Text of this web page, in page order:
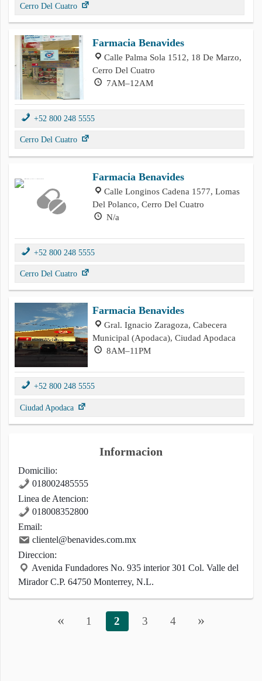
Cerro Del Cuatro
Farmacia Benavides
Calle Palma Sola 1512, 18 De Marzo,
Cerro Del Cuatro
7AM–12AM
+52 800 248 5555
Cerro Del Cuatro
Farmacia Benavides
Calle Longinos Cadena 1577, Lomas
Del Polanco, Cerro Del Cuatro
N/a
+52 800 248 5555
Cerro Del Cuatro
Farmacia Benavides
Gral. Ignacio Zaragoza, Cabecera
Municipal (Apodaca), Ciudad Apodaca
8AM–11PM
+52 800 248 5555
Ciudad Apodaca
Informacion
Domicilio:
018002485555
Linea de Atencion:
018008352800
Email:
clientel@benavides.com.mx
Direccion:
Avenida Fundadores No. 935 interior 301 Col. Valle del
Mirador C.P. 64750 Monterrey, N.L.
« 1 2 3 4 »